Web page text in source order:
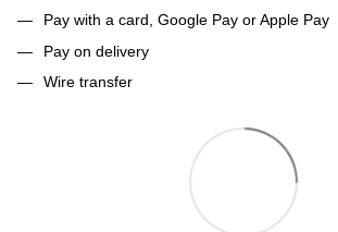
Pay with a card, Google Pay or Apple Pay
Pay on delivery
Wire transfer